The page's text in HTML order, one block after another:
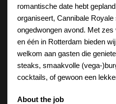
romantische date hebt
organiseert, Cannibale
ongedwongen avond. Met
en één in Rotterdam bieden
welkom aan gasten die
steaks, smaakvolle (vega-
cocktails, of gewoon een
About the job